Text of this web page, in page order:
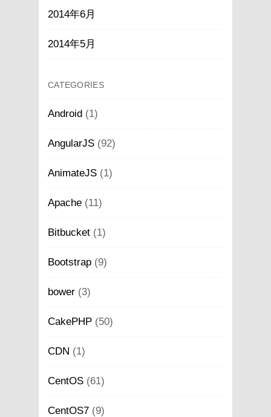
2014年6月
2014年5月
CATEGORIES
Android (1)
AngularJS (92)
AnimateJS (1)
Apache (11)
Bitbucket (1)
Bootstrap (9)
bower (3)
CakePHP (50)
CDN (1)
CentOS (61)
CentOS7 (9)